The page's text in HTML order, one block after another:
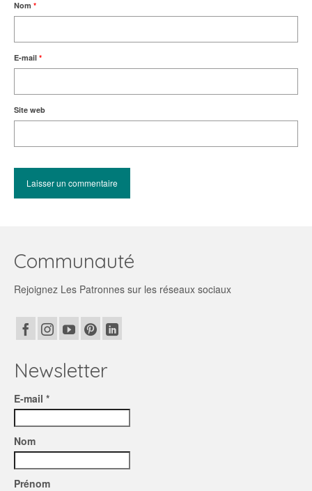
Nom *
E-mail *
Site web
Communauté
Rejoignez Les Patronnes sur les réseaux sociaux
Newsletter
E-mail *
Nom
Prénom